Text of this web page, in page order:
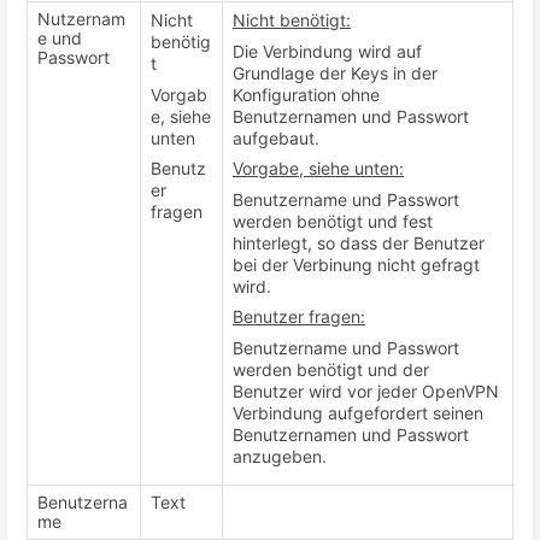
Nutzernam
e und
Passwort
Nicht
benötig
t
Vorgab
e, siehe
unten
Benutz
er
fragen
Nicht benötigt:
Die Verbindung wird auf
Grundlage der Keys in der
Konfiguration ohne
Benutzernamen und Passwort
aufgebaut.
Vorgabe, siehe unten:
Benutzername und Passwort
werden benötigt und fest
hinterlegt, so dass der Benutzer
bei der Verbinung nicht gefragt
wird.
Benutzer fragen:
Benutzername und Passwort
werden benötigt und der
Benutzer wird vor jeder OpenVPN
Verbindung aufgefordert seinen
Benutzernamen und Passwort
anzugeben.
Benutzerna
me
Text